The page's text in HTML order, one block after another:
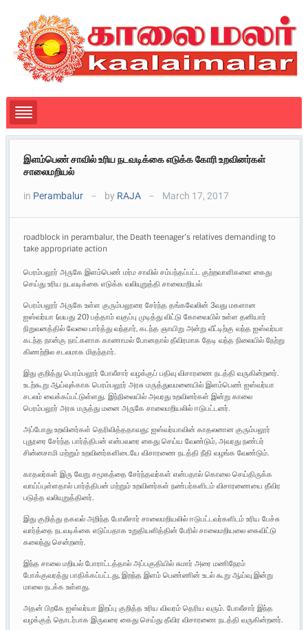
இளம்பெண் சாவில் உரிய நடவடிக்கை எடுக்க கோரி உறவினர்கள்
சாலைமறியல்
in Perambalur — by RAJA — March 17, 2017
roadblock in perambalur, the Death teenager’s relatives demanding to
take appropriate action
பெரம்பலூர் அருகே இளம்பெண் மர்ம சாவில் சம்பந்தப்பட்ட குற்றவாளிகளை கைது
செய்து உரிய நடவடிக்கை எடுக்க வலியுறுத்தி சாலைமறியல்
பெரம்பலூர் அருகே உள்ள குரும்பலூரை சேர்ந்த தங்கவேலின் 3வது மகளான
ஐஸ்வர்யா (வயது 20) பத்தாம் வகுப்பு முடித்து விட்டு கோவையில் உள்ள தனியார்
நிறுவனத்தில் வேலை பார்த்து வந்தார், கடந்த ஞாயிறு அன்று வீட்டிற்கு வந்த ஐஸ்வர்யா
கடந்த நான்கு நாட்களாக காணாமல் போனதால் தீவிரமாக தேடி வந்த நிலையில் நேற்று
கிணற்றில சடலமாக மிதந்தார்.
இது குறித்து பெரம்பலூர் போலீசார் வழக்குப் பதிவு விசாரணை நடத்தி வருகின்றனர்.
உடற்கூறு ஆய்வுக்காக பெரம்பலூர் அரசு மருத்துவமனையில் இளம்பெண் ஐஸ்வர்யா
சடலம் வைக்கப்பட்டுள்ளது. இந்நிலையில் அவரது உறவினர்கள் இன்று காலை
பெரம்பலூர் அரசு மருத்து மனை அருகே சாலைமறியலில் ஈடுபட்டனர்.
அப்போது உறவினர்கள் தெரிவித்ததாவது: ஐஸ்வர்யாவின் காதலனான குரும்பலூர்
புதூரை சேர்ந்த பார்த்திபன் என்பவரை கைது செய்ய வேண்டும், அவரது நண்பர்
சின்னசாமி மற்றும் உறவினர்களிடையே விசாரணை நடத்தி நீதி வழங்க வேண்டும்.
காதலர்கள் இரு வேறு சமூகத்தை சேர்ந்தவர்கள் என்பதால் கொலை செய்திருக்க
வாய்ப்புள்ளதால் பார்த்திபன் மற்றும் உறவினர்கள் நண்பர்களிடம் விசாரணையை தீவிர
படுத்த வலியுறுத்தினர்.
இது குறித்து தகவல் அறிந்த போலீசார் சாலைமறியலில் ஈடுபட்டவர்களிடம் உரிய பேச்சு
வார்த்தை நடவடிக்கை எடுப்பதாக உறுதியளித்தின் பேரில் சாலைமறியலை கைவிட்டு
கலைந்து சென்றனர்.
இந்த சாலை மறியல் போராட்டத்தால் அப்பகுதியில் சுமார் அரை மணிநேரம்
போக்குவரத்து பாதிக்கப்பட்டது, இறந்த இளம் பெண்ணின் உடல் கூறு ஆய்வு இன்று
மாலை நடக்க உள்ளது.
அதன் பிறகே ஐஸ்வர்யா இறப்பு குறித்த உரிய விவரம் தெரிய வரும். போலீசார் இந்த
வழக்குத் தொடர்பாக இருவரை கைது செய்து தீவிர விசாரணை நடத்தி வருகின்றனர்.